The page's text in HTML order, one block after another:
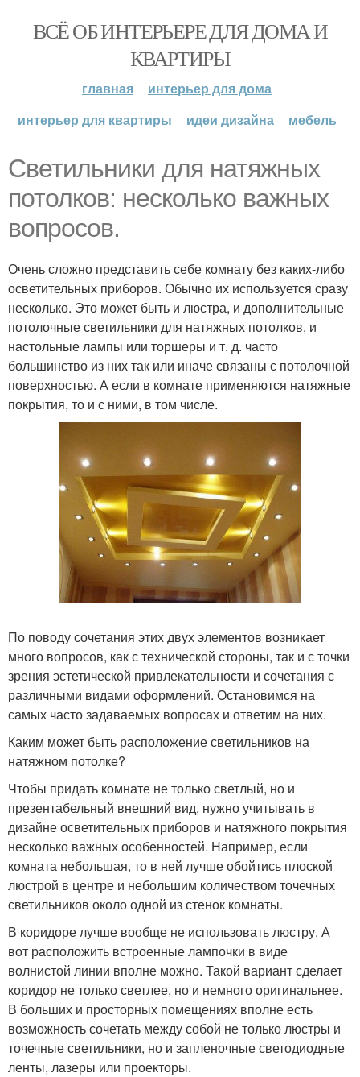
ВСЁ ОБ ИНТЕРЬЕРЕ ДЛЯ ДОМА И
КВАРТИРЫ
главная
интерьер для дома
интерьер для квартиры
идеи дизайна мебель
Светильники для натяжных
потолков: несколько важных
вопросов.
Очень сложно представить себе комнату без каких-либо
осветительных приборов. Обычно их используется сразу
несколько. Это может быть и люстра, и дополнительные
потолочные светильники для натяжных потолков, и
настольные лампы или торшеры и т. д. часто
большинство из них так или иначе связаны с потолочной
поверхностью. А если в комнате применяются натяжные
покрытия, то и с ними, в том числе.
По поводу сочетания этих двух элементов возникает
много вопросов, как с технической стороны, так и с точки
зрения эстетической привлекательности и сочетания с
различными видами оформлений. Остановимся на
самых часто задаваемых вопросах и ответим на них.
Каким может быть расположение светильников на
натяжном потолке?
Чтобы придать комнате не только светлый, но и
презентабельный внешний вид, нужно учитывать в
дизайне осветительных приборов и натяжного покрытия
несколько важных особенностей. Например, если
комната небольшая, то в ней лучше обойтись плоской
люстрой в центре и небольшим количеством точечных
светильников около одной из стенок комнаты.
В коридоре лучше вообще не использовать люстру. А
вот расположить встроенные лампочки в виде
волнистой линии вполне можно. Такой вариант сделает
коридор не только светлее, но и немного оригинальнее.
В больших и просторных помещениях вполне есть
возможность сочетать между собой не только люстры и
точечные светильники, но и запленочные светодиодные
ленты, лазеры или проекторы.